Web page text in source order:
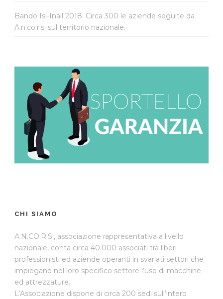
Bando Isi-Inail 2018. Circa 300 le aziende seguite da
A.n.co.r.s. sul territorio nazionale.
CHI SIAMO
A.N.CO.R.S., associazione rappresentativa a livello
nazionale, conta circa 40.000 associati tra liberi
professionisti ed aziende operanti in svariati settori che
impiegano nel loro specifico settore l’uso di macchine
ed attrezzature.
L’Associazione dispone di circa 200 sedi sull’intero